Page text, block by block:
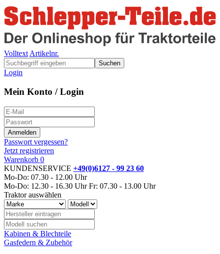
Volltext Artikelnr.
Suchen
Login
Mein Konto / Login
Passwort vergessen?
Jetzt registrieren
Warenkorb 0
KUNDENSERVICE +49(0)6127 - 99 23 60
Mo-Do: 07.30 - 12.00 Uhr
Mo-Do: 12.30 - 16.30 Uhr Fr: 07.30 - 13.00 Uhr
Traktor auswählen
Kabinen & Blechteile
Gasfedern & Zubehör